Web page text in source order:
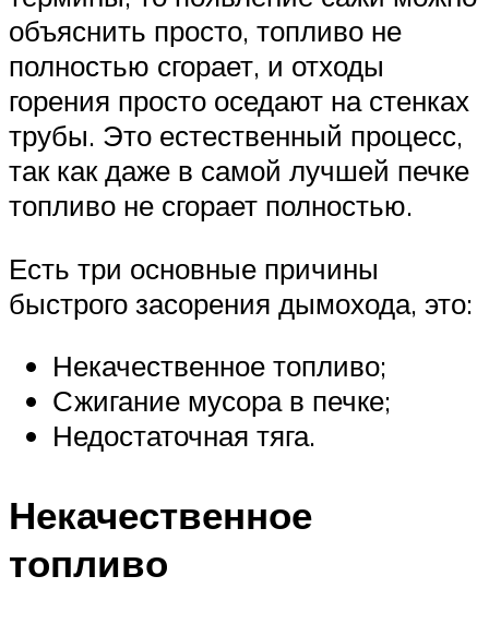
объяснить просто, топливо не
полностью сгорает, и отходы
горения просто оседают на стенках
трубы. Это естественный процесс,
так как даже в самой лучшей печке
топливо не сгорает полностью.
Есть три основные причины
быстрого засорения дымохода, это:
Некачественное топливо;
Сжигание мусора в печке;
Недостаточная тяга.
Некачественное
топливо